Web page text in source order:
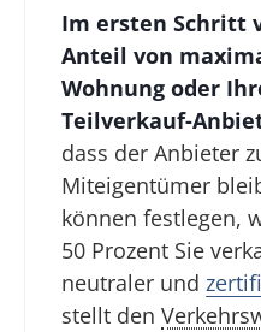
Im ersten Schritt
Anteil von
Wohnung oder
Teilverkauf-
dass der Anbieter
Miteigentümer
können festlegen,
50 Prozent Sie
neutraler und
stellt den